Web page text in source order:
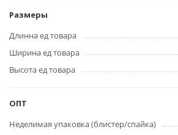
Размеры
Длинна ед товара
Ширина ед товара
Высота ед товара
ОПТ
Неделимая упаковка (блистер/спайка)